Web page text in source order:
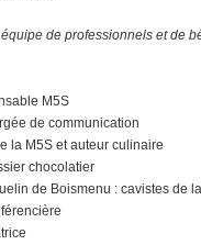
de professionnels et de
M5S
de communication
la M5S et auteur culinaire
chocolatier
de Boismenu : cavistes de